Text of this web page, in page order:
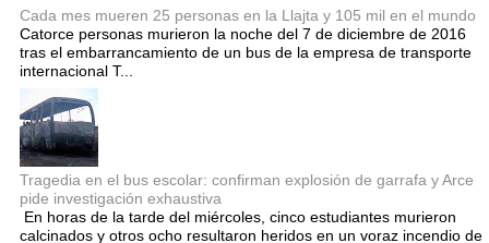
Cada mes mueren 25 personas en la Llajta y 105 mil en el mundo
Catorce personas murieron la noche del 7 de diciembre de 2016
tras el embarrancamiento de un bus de la empresa de transporte
internacional T...
Tragedia en el bus escolar: confirman explosión de garrafa y Arce
pide investigación exhaustiva
En horas de la tarde del miércoles, cinco estudiantes murieron
calcinados y otros ocho resultaron heridos en un voraz incendio de